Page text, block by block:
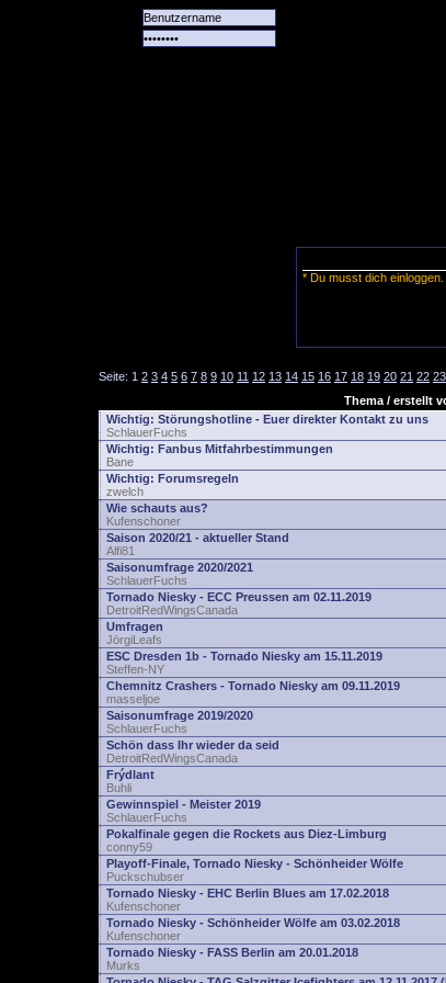
* Du musst dich einloggen.
Seite: 1 2 3 4 5 6 7 8 9 10 11 12 13 14 15 16 17 18 19 20 21 22 23
Thema / erstellt
Wichtig: Störungshotline - Euer direkter Kontakt zu uns
SchlauerFuchs
Wichtig: Fanbus Mitfahrbestimmungen
Bane
Wichtig: Forumsregeln
zwelch
Wie schauts aus?
Kufenschoner
Saison 2020/21 - aktueller Stand
Alfi81
Saisonumfrage 2020/2021
SchlauerFuchs
Tornado Niesky - ECC Preussen am 02.11.2019
DetroitRedWingsCanada
Umfragen
JörgiLeafs
ESC Dresden 1b - Tornado Niesky am 15.11.2019
Steffen-NY
Chemnitz Crashers - Tornado Niesky am 09.11.2019
masseljoe
Saisonumfrage 2019/2020
SchlauerFuchs
Schön dass Ihr wieder da seid
DetroitRedWingsCanada
Frýdlant
Buhli
Gewinnspiel - Meister 2019
SchlauerFuchs
Pokalfinale gegen die Rockets aus Diez-Limburg
conny59
Playoff-Finale, Tornado Niesky - Schönheider Wölfe
Puckschubser
Tornado Niesky - EHC Berlin Blues am 17.02.2018
Kufenschoner
Tornado Niesky - Schönheider Wölfe am 03.02.2018
Kufenschoner
Tornado Niesky - FASS Berlin am 20.01.2018
Murks